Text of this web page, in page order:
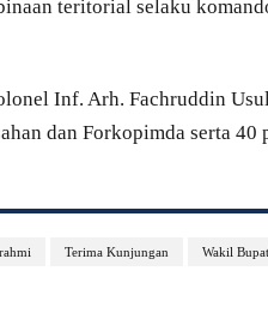
teritorial selaku
Inf. Arh. Fachruddin
dan Forkopimda serta 40
Terima Kunjungan Wakil